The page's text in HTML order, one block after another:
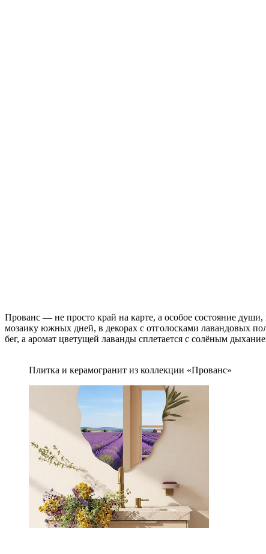
Прованс — не просто край на карте, а особое состояние
мозаику южных дней, в декорах с отголосками лавандовых
бег, а аромат цветущей лаванды сплетается с солёным
Плитка и керамогранит из коллекции «Прованс»